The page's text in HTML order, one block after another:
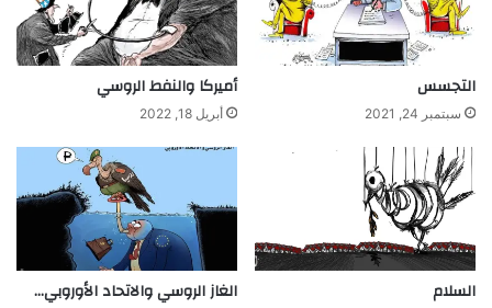
التجسس
سبتمبر 24, 2021
أميركا والنفط الروسي
أبريل 18, 2022
السلام الغاز الروسي والاتحاد الأوروبي…